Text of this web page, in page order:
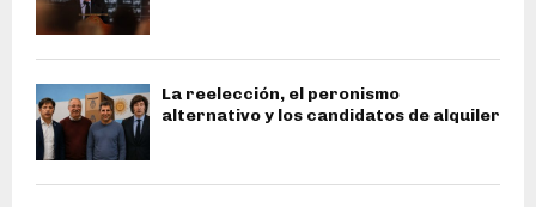
La reelección, el peronismo
alternativo y los candidatos de alquiler